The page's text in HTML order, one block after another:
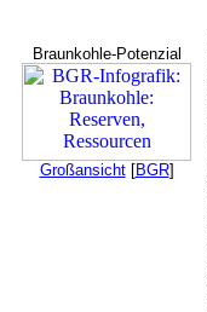
Braunkohle-Potenzial
Großansicht[BGR]